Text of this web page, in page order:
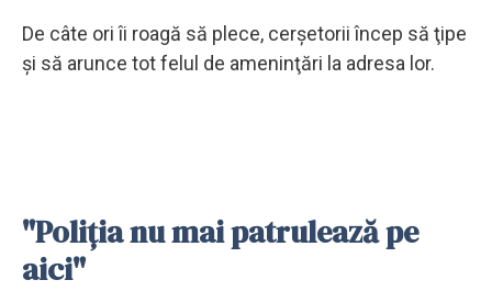
De câte ori îi roagă să plece, cerşetorii încep să ţipe
şi să arunce tot felul de ameninţări la adresa lor.
"Poliţia nu mai patrulează pe
aici"